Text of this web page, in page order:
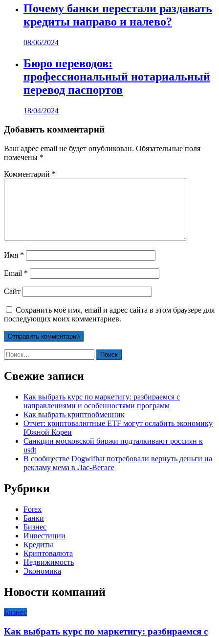
Почему банки перестали раздавать
кредиты направо и налево?
08/06/2024
Бюро переводов:
профессиональный нотариальный
перевод паспортов
18/04/2024
Добавить комментарий
Ваш адрес email не будет опубликован. Обязательные поля
помечены *
Комментарий *
Имя *
Email *
Сайт
Сохранить моё имя, email и адрес сайта в этом браузере для
последующих моих комментариев.
Найти:
Свежие записи
Как выбрать курс по маркетигу: разбираемся с
направлениями и особенностями программ
Как выбрать криптообменник
Отчет: криптовалютные ETF могут ослабить экономику
Южной Кореи
Санкции московской биржи подталкивают россиян к
usdt
В сообществе Dogwifhat потребовали вернуть деньги на
рекламу мема в Лас-Вегасе
Рубрики
Forex
Банки
Бизнес
Инвестиции
Кредиты
Криптовалюта
Недвижимость
Экономика
Новости компаний
Бизнес
Как выбрать курс по маркетигу: разбираемся с